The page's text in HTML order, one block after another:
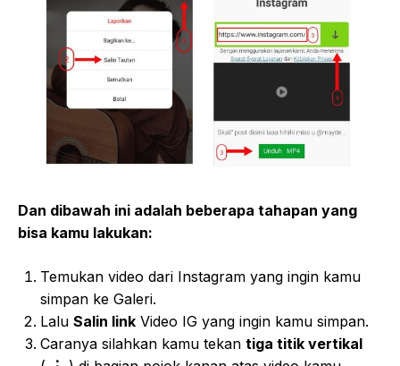
Dan dibawah ini adalah beberapa tahapan yang
bisa kamu lakukan:
Temukan video dari Instagram yang ingin kamu
simpan ke Galeri.
Lalu Salin link Video IG yang ingin kamu simpan.
Caranya silahkan kamu tekan tiga titik vertikal